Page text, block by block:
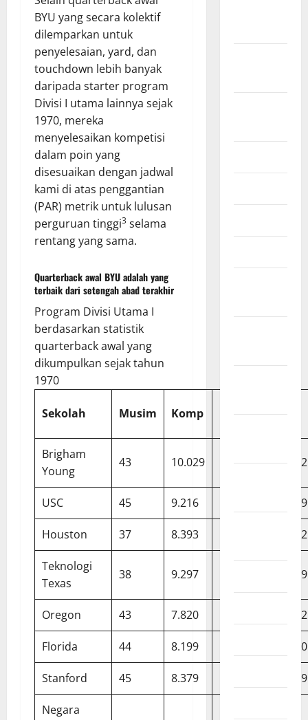
BYU yang secara kolektif
dilemparkan untuk
penyelesaian, yard, dan
touchdown lebih banyak
daripada starter program
Divisi I utama lainnya sejak
1970, mereka
menyelesaikan kompetisi
dalam poin yang
disesuaikan dengan jadwal
kami di atas penggantian
(PAR) metrik untuk lulusan
perguruan tinggi3 selama
rentang yang sama.
Quarterback awal BYU adalah yang
terbaik dari setengah abad terakhir
Program Divisi Utama I
berdasarkan statistik
quarterback awal yang
dikumpulkan sejak tahun
1970
Sekolah Musim Komp Yard
Brigham
Young
43 10.029 16.206 134.762
USC 45 9.216 117.279
Houston 37 8.393 104.162
Teknologi
Texas
38 9.297 109.319
Oregon 43 7.820 100.762
Florida 44 8.199 108.270
Stanford 45 8.379 103.199
Negara